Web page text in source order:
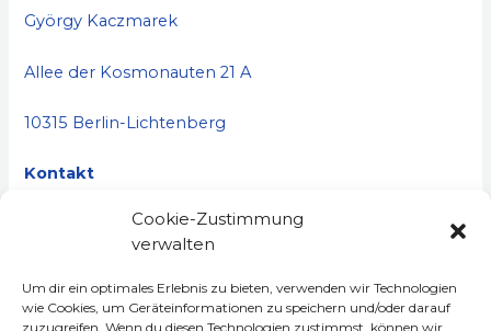
Cookie-Zustimmung
verwalten
Um dir ein optimales Erlebnis zu bieten, verwenden wir Technologien
wie Cookies, um Geräteinformationen zu speichern und/oder darauf
zuzugreifen. Wenn du diesen Technologien zustimmst, können wir
György Kaczmarek
Allee der Kosmonauten 21 A
10315 Berlin-Lichtenberg
Kontakt
Tel: +49 177 1892 999
Quelle:http://www.e-recht24.de